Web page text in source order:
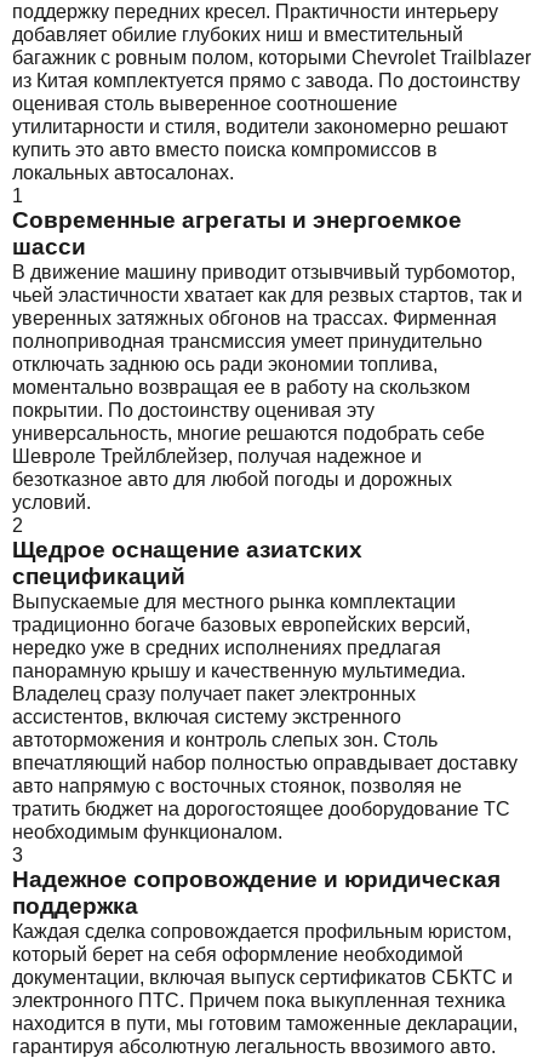
поддержку передних кресел. Практичности интерьеру
добавляет обилие глубоких ниш и вместительный
багажник с ровным полом, которыми Chevrolet Trailblazer
из Китая комплектуется прямо с завода. По достоинству
оценивая столь выверенное соотношение
утилитарности и стиля, водители закономерно решают
купить это авто вместо поиска компромиссов в
локальных автосалонах.
1
Современные агрегаты и энергоемкое
шасси
В движение машину приводит отзывчивый турбомотор,
чьей эластичности хватает как для резвых стартов, так и
уверенных затяжных обгонов на трассах. Фирменная
полноприводная трансмиссия умеет принудительно
отключать заднюю ось ради экономии топлива,
моментально возвращая ее в работу на скользком
покрытии. По достоинству оценивая эту
универсальность, многие решаются подобрать себе
Шевроле Трейлблейзер, получая надежное и
безотказное авто для любой погоды и дорожных
условий.
2
Щедрое оснащение азиатских
спецификаций
Выпускаемые для местного рынка комплектации
традиционно богаче базовых европейских версий,
нередко уже в средних исполнениях предлагая
панорамную крышу и качественную мультимедиа.
Владелец сразу получает пакет электронных
ассистентов, включая систему экстренного
автоторможения и контроль слепых зон. Столь
впечатляющий набор полностью оправдывает доставку
авто напрямую с восточных стоянок, позволяя не
тратить бюджет на дорогостоящее дооборудование ТС
необходимым функционалом.
3
Надежное сопровождение и юридическая
поддержка
Каждая сделка сопровождается профильным юристом,
который берет на себя оформление необходимой
документации, включая выпуск сертификатов СБКТС и
электронного ПТС. Причем пока выкупленная техника
находится в пути, мы готовим таможенные декларации,
гарантируя абсолютную легальность ввозимого авто.